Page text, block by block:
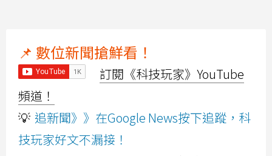
📌 數位新聞搶鮮看！
訂閱《科技玩家》YouTube
頻道！
💡 追新聞》》在Google News按下追蹤，科
技玩家好文不漏接！